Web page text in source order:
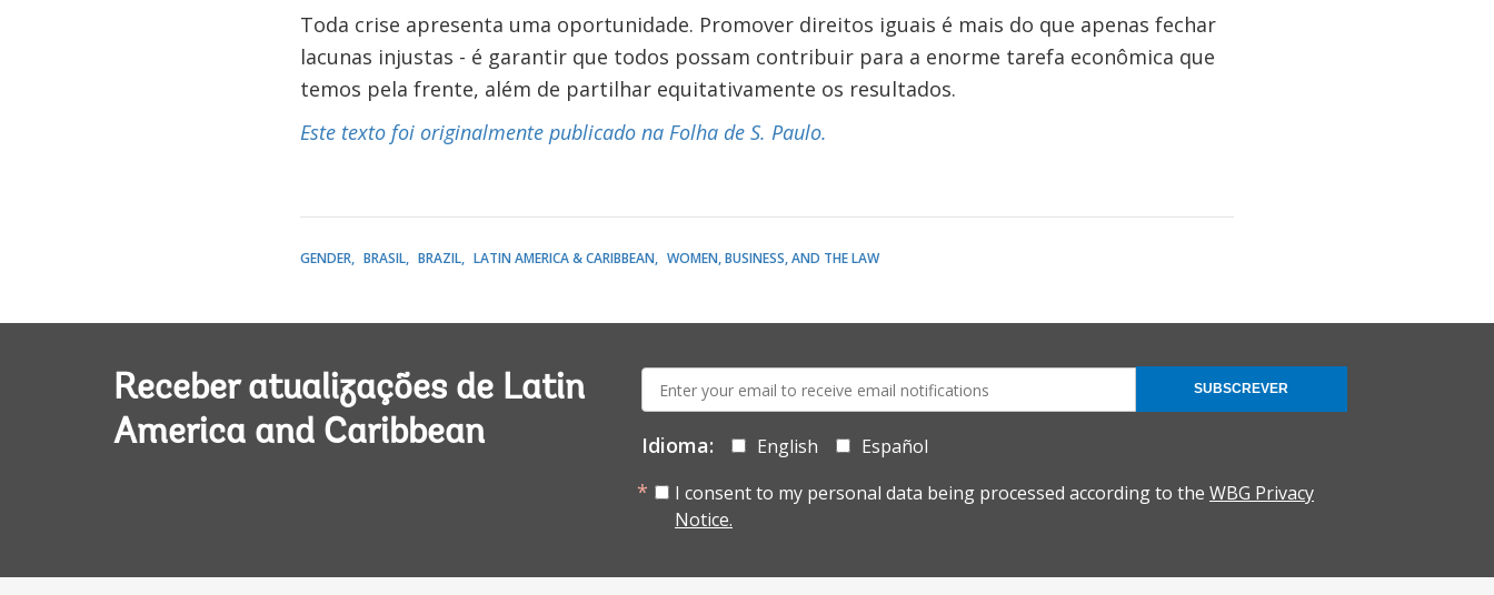
Toda crise apresenta uma oportunidade. Promover direitos iguais é mais do que apenas fechar
lacunas injustas - é garantir que todos possam contribuir para a enorme tarefa econômica que
temos pela frente, além de partilhar equitativamente os resultados.
Este texto foi originalmente publicado na Folha de S. Paulo.
GENDER BRASIL BRAZIL LATIN AMERICA & CARIBBEAN WOMEN, BUSINESS, AND THE LAW
Receber atualizações de Latin
America and Caribbean
mail:
Idioma: English
Español
I consent to my personal data being processed according to the WBG Privacy
Notice.
SUBSCREVER